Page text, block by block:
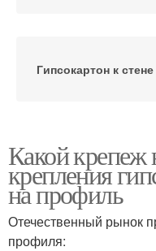
Гипсокартон к стене
Какой крепеж
крепления
на профиль
Отечественный рынок
профиля: